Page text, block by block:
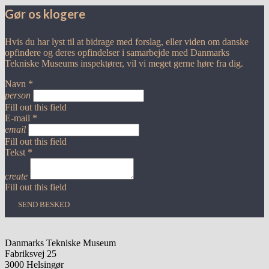
Gør os klogere
Hvis du har lyst til at bidrage med forslag, eller viden om danske
opfindere og deres opfindelser i samarbejde med Danmarks
Tekniske Museums inspektører, vil vi meget gerne høre fra dig.
Navn *
person
Fill out this field
E-mail *
email
Fill out this field
Tekst *
create
Fill out this field
SEND BESKED
Danmarks Tekniske Museum
Fabriksvej 25
3000 Helsingør